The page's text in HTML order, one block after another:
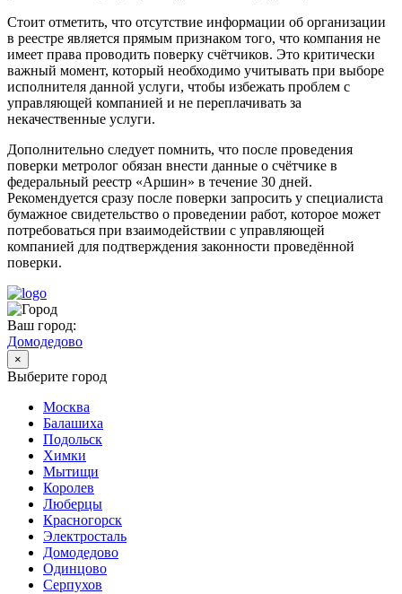
Стоит отметить, что отсутствие информации об организации
в реестре является прямым признаком того, что компания не
имеет права проводить поверку счётчиков. Это критически
важный момент, который необходимо учитывать при выборе
исполнителя данной услуги, чтобы избежать проблем с
управляющей компанией и не переплачивать за
некачественные услуги.
Дополнительно следует помнить, что после проведения
поверки метролог обязан внести данные о счётчике в
федеральный реестр «Аршин» в течение 30 дней.
Рекомендуется сразу после поверки запросить у специалиста
бумажное свидетельство о проведении работ, которое может
потребоваться при взаимодействии с управляющей
компанией для подтверждения законности проведённой
поверки.
Ваш город:
Домодедово
×
Выберите город
Москва
Балашиха
Подольск
Химки
Мытищи
Королев
Люберцы
Красногорск
Электросталь
Домодедово
Одинцово
Серпухов